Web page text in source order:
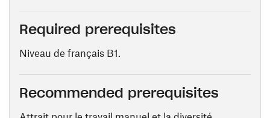
Required prerequisites
Niveau de français B1.
Recommended prerequisites